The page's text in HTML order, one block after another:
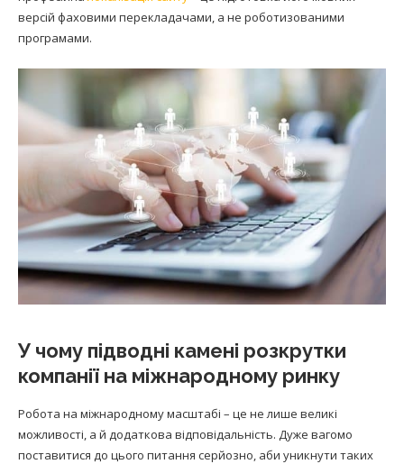
версій фаховими перекладачами, а не роботизованими
програмами.
У чому підводні камені розкрутки
компанії на міжнародному ринку
Робота на міжнародному масштабі – це не лише великі
можливості, а й додаткова відповідальність. Дуже вагомо
поставитися до цього питання серйозно, аби уникнути таких